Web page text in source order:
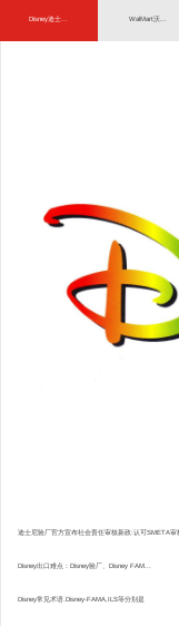
Disney迪士... WalMart沃...
迪士尼验厂官方宣布社会责任审核新政:认可SMETA审
Disney出口难点：Disney验厂、Disney FAM...
Disney常见术语.Disney-FAMA,ILS等分别是